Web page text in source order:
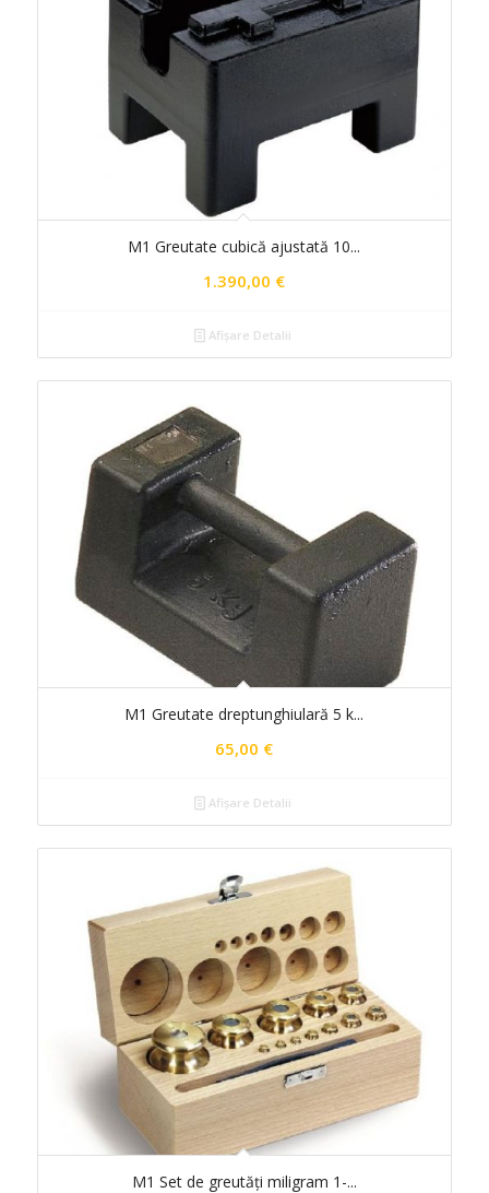
M1 Greutate cubică ajustată 10...
1.390,00 €
Afișare Detalii
M1 Greutate dreptunghiulară 5 k...
65,00 €
Afișare Detalii
M1 Set de greutăți miligram 1-...